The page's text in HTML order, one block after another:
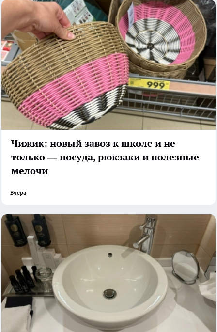
Чижик: новый завоз к школе и не
только — посуда, рюкзаки и полезные
мелочи
Вчера